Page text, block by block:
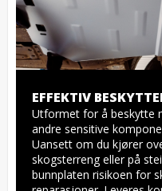
EFFEKTIV
Utformet for å beskytte
andre sensitive
Uansett om du kjører
skogsterreng eller på
bunnplaten risikoen for